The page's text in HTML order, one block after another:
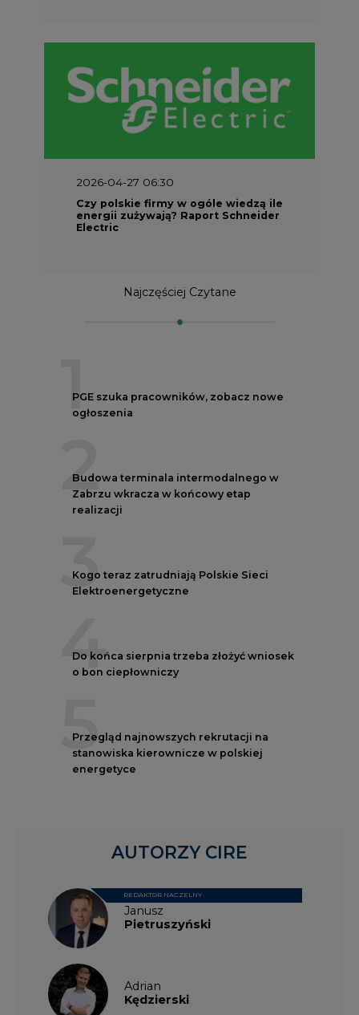
2026-04-27 06:30
Czy polskie firmy w ogóle wiedzą ile
energii zużywają? Raport Schneider
Electric
Najczęściej Czytane
1
PGE szuka pracowników, zobacz nowe
ogłoszenia
2
Budowa terminala intermodalnego w
Zabrzu wkracza w końcowy etap
realizacji
3
Kogo teraz zatrudniają Polskie Sieci
Elektroenergetyczne
4
Do końca sierpnia trzeba złożyć wniosek
o bon ciepłowniczy
5
Przegląd najnowszych rekrutacji na
stanowiska kierownicze w polskiej
energetyce
Janusz
Pietruszyński
REDAKTOR NACZELNY
Adrian
Kędzierski
AUTORZY CIRE